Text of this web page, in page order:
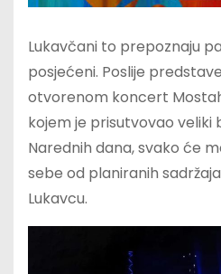
Lukavčani to prepoznaju
posjećeni. Poslije
otvorenom koncert
kojem je prisutvovao veliki
Narednih dana, svako će
sebe od planiranih
Lukavcu.